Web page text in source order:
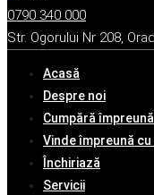
0790 340 000
Str. Ogorului Nr 208,
Acasă
Despre noi
Cumpără
Vinde împreună cu
Închiriază
Servicii